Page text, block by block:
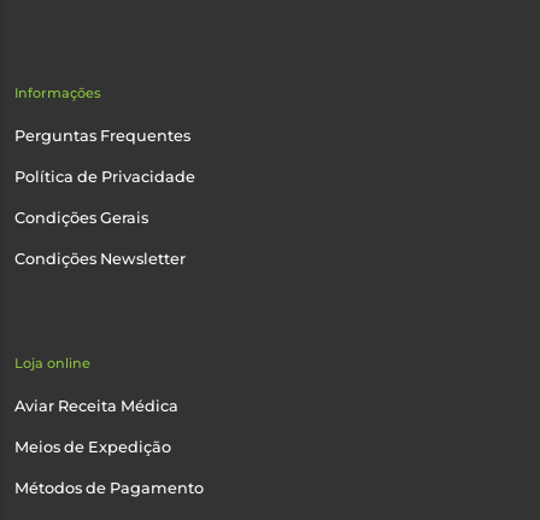
Informações
Perguntas Frequentes
Política de Privacidade
Condições Gerais
Condições Newsletter
Loja online
Aviar Receita Médica
Meios de Expedição
Métodos de Pagamento